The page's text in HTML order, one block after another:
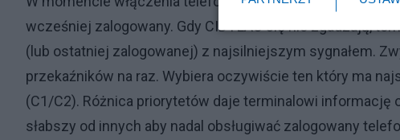
wcześniej zalogowany. Gdy CID i LAC się nie zgadzają,
(lub ostatniej zalogowanej) z najsilniejszym sygnałem.
przekaźników na raz. Wybiera oczywiście ten który ma
(C1/C2). Różnica priorytetów daje terminalowi informację
słabszy od innych aby nadal obsługiwać zalogowany